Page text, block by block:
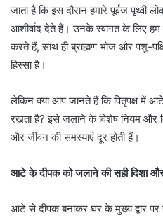
जाता है कि इस दौरान हमारे पूर्वज
आशीर्वाद देते हैं। उनके स्वागत के लिए हम
करते हैं, साथ ही ब्राह्मण भोज और पशु-
हिस्सा है।
लेकिन क्या आप जानते हैं कि पितृपक्ष में
रखता है? इसे जलाने के विशेष नियम और
और जीवन की समस्याएं दूर होती हैं।
आटे के दीपक को जलाने की सही दिशा
आटे से दीपक बनाकर घर के मुख्य द्वार पर